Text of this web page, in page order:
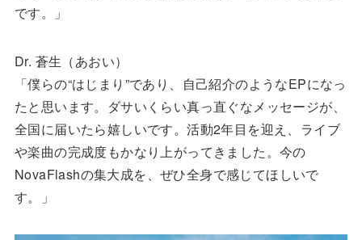
です。」
Dr. 蒼生（あおい）
「僕らの“はじまり”であり、自己紹介のようなEPになっ
たと思います。ダサいくらい真っ直ぐなメッセージが、
全国に届いたら嬉しいです。活動2年目を迎え、ライブ
や楽曲の完成度もかなり上がってきました。今の
NovaFlashの集大成を、ぜひ全身で感じてほしいで
す。」